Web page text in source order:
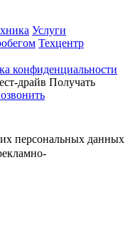
Услуги
Техцентр
конфиденциальности
драйв Получать
персональных данных